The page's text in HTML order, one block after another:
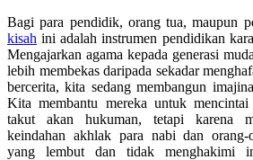
Bagi para pendidik, orang tua, maupun
kisah ini adalah instrumen pendidikan
Mengajarkan agama kepada generasi
lebih membekas daripada sekadar
bercerita, kita sedang membangun
Kita membantu mereka untuk
takut akan hukuman, tetapi karena
keindahan akhlak para nabi dan orang-
yang lembut dan tidak menghakimi